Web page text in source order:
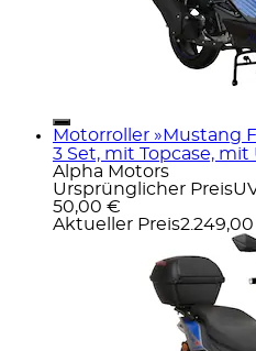
Motorroller »Mustang
3 Set, mit Topcase, mit
Alpha Motors
Ursprünglicher Preis
50,00 €
Aktueller Preis